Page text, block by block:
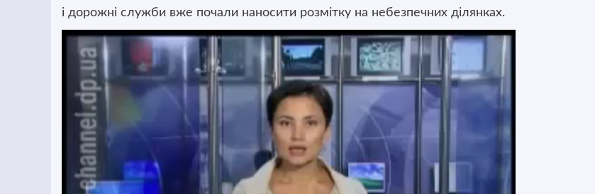
і дорожні служби вже почали наносити розмітку на небезпечних ділянках.
Відеопрогравач